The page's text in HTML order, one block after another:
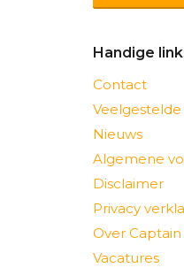
Handige
Contact
Veelgestelde
Nieuws
Algemene
Disclaimer
Privacy
Over Captain
Vacatures